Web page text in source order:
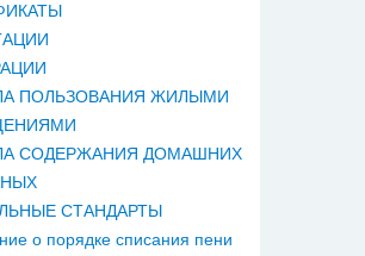
ПОЛЬЗОВАНИЯ ЖИЛЫМИ
СОДЕРЖАНИЯ ДОМАШНИХ
СТАНДАРТЫ
о порядке списания пени